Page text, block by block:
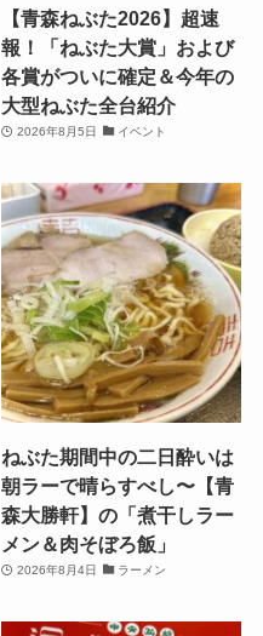
【青森ねぶた2026】超速
報！「ねぶた大賞」および
各賞がついに確定＆今年の
大型ねぶた全台紹介
2026年8月5日 イベント
ねぶた期間中の二日酔いは
朝ラーで晴らすべし〜【青
森大勝軒】の「煮干しラー
メン＆肉そぼろ飯」
2026年8月4日 ラーメン